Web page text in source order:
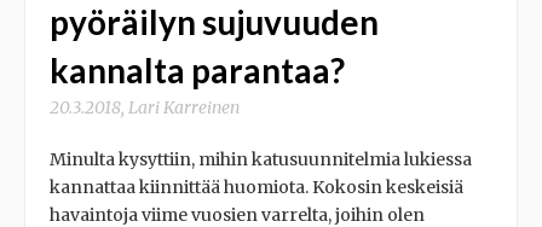
pyöräilyn sujuvuuden
kannalta parantaa?
20.3.2018, Lari Karreinen
Minulta kysyttiin, mihin katusuunnitelmia lukiessa
kannattaa kiinnittää huomiota. Kokosin keskeisiä
havaintoja viime vuosien varrelta, joihin olen